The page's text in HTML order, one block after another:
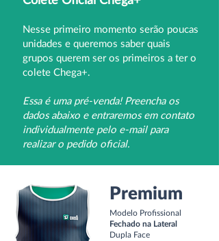
Nesse primeiro momento serão poucas
unidades e queremos saber quais
grupos querem ser os primeiros a ter o
colete Chega+.
Essa é uma pré-venda! Preencha os
dados abaixo e entraremos em contato
individualmente pelo e-mail para
realizar o pedido oficial.
Premium
Modelo Profissional
Fechado na Lateral
Dupla Face